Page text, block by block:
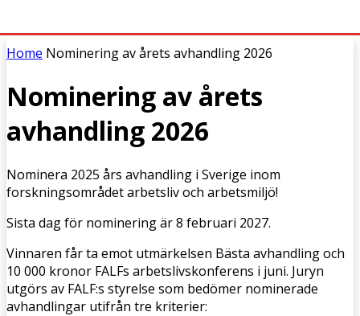
Home Nominering av årets avhandling 2026
Nominering av årets
avhandling 2026
Nominera 2025 års avhandling i Sverige inom
forskningsområdet arbetsliv och arbetsmiljö!
Sista dag för nominering är 8 februari 2027.
Vinnaren får ta emot utmärkelsen Bästa avhandling och
10 000 kronor FALFs arbetslivskonferens i juni. Juryn
utgörs av FALF:s styrelse som bedömer nominerade
avhandlingar utifrån tre kriterier: